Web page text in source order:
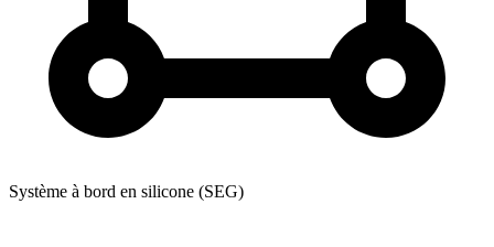
Système à bord en silicone (SEG)